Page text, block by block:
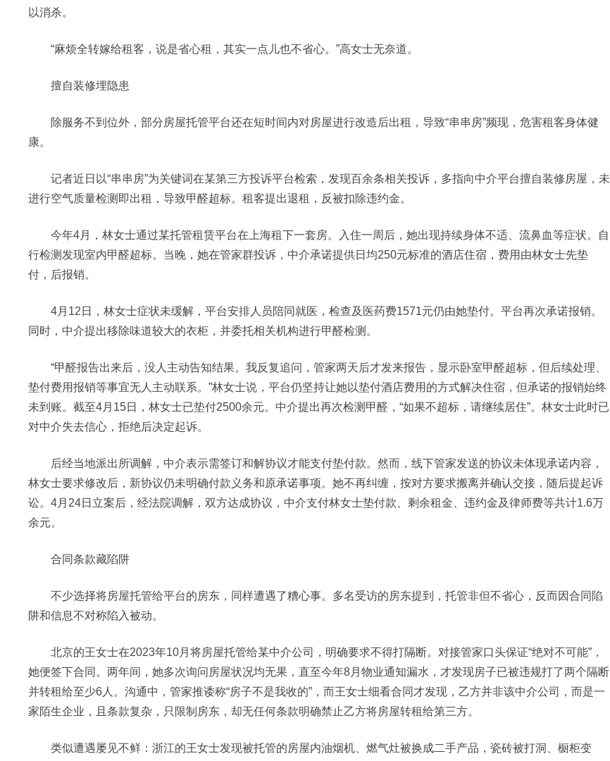
以消杀。
“麻烦全转嫁给租客，说是省心租，其实一点儿也不省心。”高女士无奈道。
擅自装修埋隐患
除服务不到位外，部分房屋托管平台还在短时间内对房屋进行改造后出租，导致“串串房”频现，危害租客身体健
康。
记者近日以“串串房”为关键词在某第三方投诉平台检索，发现百余条相关投诉，多指向中介平台擅自装修房屋，未
进行空气质量检测即出租，导致甲醛超标。租客提出退租，反被扣除违约金。
今年4月，林女士通过某托管租赁平台在上海租下一套房。入住一周后，她出现持续身体不适、流鼻血等症状。自
行检测发现室内甲醛超标。当晚，她在管家群投诉，中介承诺提供日均250元标准的酒店住宿，费用由林女士先垫
付，后报销。
4月12日，林女士症状未缓解，平台安排人员陪同就医，检查及医药费1571元仍由她垫付。平台再次承诺报销。
同时，中介提出移除味道较大的衣柜，并委托相关机构进行甲醛检测。
“甲醛报告出来后，没人主动告知结果。我反复追问，管家两天后才发来报告，显示卧室甲醛超标，但后续处理、
垫付费用报销等事宜无人主动联系。”林女士说，平台仍坚持让她以垫付酒店费用的方式解决住宿，但承诺的报销始终
未到账。截至4月15日，林女士已垫付2500余元。中介提出再次检测甲醛，“如果不超标，请继续居住”。林女士此时已
对中介失去信心，拒绝后决定起诉。
后经当地派出所调解，中介表示需签订和解协议才能支付垫付款。然而，线下管家发送的协议未体现承诺内容，
林女士要求修改后，新协议仍未明确付款义务和原承诺事项。她不再纠缠，按对方要求搬离并确认交接，随后提起诉
讼。4月24日立案后，经法院调解，双方达成协议，中介支付林女士垫付款、剩余租金、违约金及律师费等共计1.6万
余元。
合同条款藏陷阱
不少选择将房屋托管给平台的房东，同样遭遇了糟心事。多名受访的房东提到，托管非但不省心，反而因合同陷
阱和信息不对称陷入被动。
北京的王女士在2023年10月将房屋托管给某中介公司，明确要求不得打隔断。对接管家口头保证“绝对不可能”，
她便签下合同。两年间，她多次询问房屋状况均无果，直至今年8月物业通知漏水，才发现房子已被违规打了两个隔断
并转租给至少6人。沟通中，管家推诿称“房子不是我收的”，而王女士细看合同才发现，乙方并非该中介公司，而是一
家陌生企业，且条款复杂，只限制房东，却无任何条款明确禁止乙方将房屋转租给第三方。
类似遭遇屡见不鲜：浙江的王女士发现被托管的房屋内油烟机、燃气灶被换成二手产品，瓷砖被打洞、橱柜变